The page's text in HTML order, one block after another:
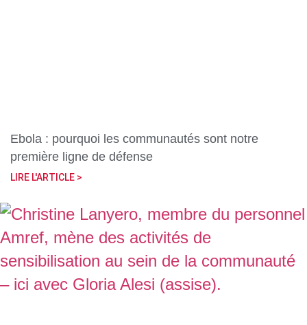
Ebola : pourquoi les communautés sont notre
première ligne de défense
LIRE L'ARTICLE >